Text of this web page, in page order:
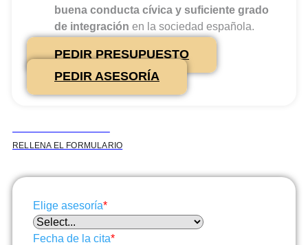
buena conducta cívica y suficiente grado
de integración en la sociedad española.
PEDIR PRESUPUESTO
PEDIR ASESORÍA
RELLENA EL FORMULARIO
Elige asesoría*
Fecha de la cita*